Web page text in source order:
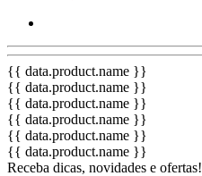
{{ data.product.name }}
{{ data.product.name }}
{{ data.product.name }}
{{ data.product.name }}
{{ data.product.name }}
{{ data.product.name }}
Receba dicas, novidades e ofertas!